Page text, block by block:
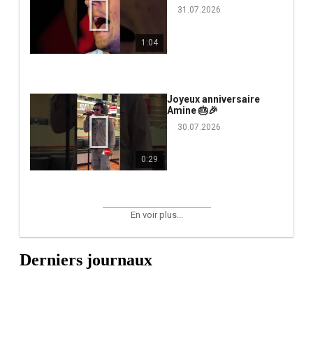
1:04
31.07.2026
0:29
Joyeux anniversaire
Amine 🎂🎉
30.07.2026
En voir plus...
Derniers journaux